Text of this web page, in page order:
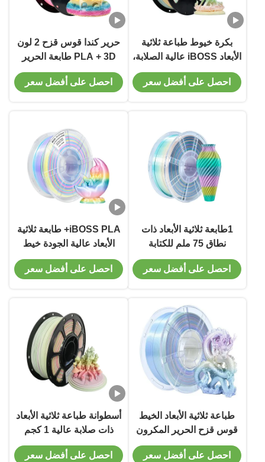
بكرة خيوط طباعة ثلاثية
الأبعاد iBOSS عالية الصلابة،
قوس قزح جديد، طابعة
ثلاثية الأبعاد، 1 كجم
احصل على أفضل سعر
حرير كندا قوس قزح 2 لون
PLA + 3D طابعة الحرير
1.75mm
احصل على أفضل سعر
1طابعة ثلاثية الأبعاد ذات
نطاق 75 ملم للكتابة
احصل على أفضل سعر
iBOSS PLA+ طابعة ثلاثية
الأبعاد عالية الجودة خيط
الحرير المكرون قوس قزح
1.75 ملم صلابة محسنة
احصل على أفضل سعر
طباعة ثلاثية الأبعاد الخيط
قوس قزح الحرير المكرون
اللون PLA بالإضافة إلى
طباعة ثلاثية الأبعاد الخيط
احصل على أفضل سعر
أسطوانة طباعة ثلاثية الأبعاد
ذات صلابة عالية 1 كجم
قوس قزح المثلجات
المتجمدة أسطوانة PLA +
احصل على أفضل سعر